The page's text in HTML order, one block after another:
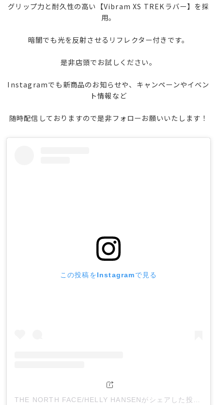
グリップ力と耐久性の高い【Vibram XS TREKラバー】を採
用。
暗闇でも光を反射させるリフレクター付きです。
是非店頭でお試しください。
Instagramでも新商品のお知らせや、キャンペーンやイベン
ト情報など
随時配信しておりますので是非フォローお願いいたします！
この投稿をInstagramで見る